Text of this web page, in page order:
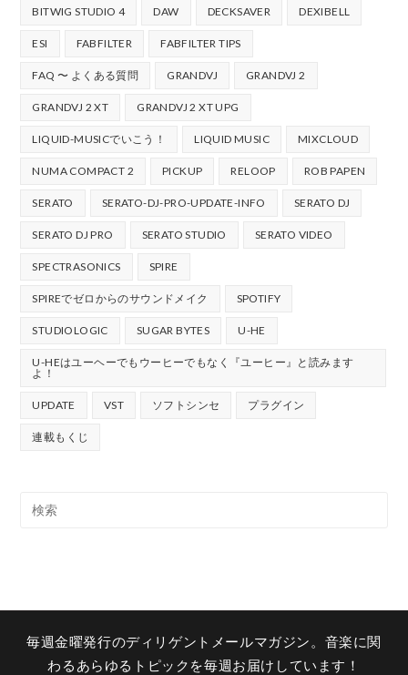
BITWIG STUDIO 4 DAW DECKSAVER DEXIBELL
ESI FABFILTER FABFILTER TIPS
FAQ 〜 よくある質問 GRANDVJ GRANDVJ 2
GRANDVJ 2 XT GRANDVJ 2 XT UPG
LIQUID-MUSICでいこう！ LIQUID MUSIC MIXCLOUD
NUMA COMPACT 2 PICKUP RELOOP ROB PAPEN
SERATO SERATO-DJ-PRO-UPDATE-INFO SERATO DJ
SERATO DJ PRO SERATO STUDIO SERATO VIDEO
SPECTRASONICS SPIRE
SPIREでゼロからのサウンドメイク SPOTIFY
STUDIOLOGIC SUGAR BYTES U-HE
U-HEはユーヘーでもウーヒーでもなく『ユーヒー』と読みます
よ！
UPDATE VST ソフトシンセ プラグイン
連載もくじ
毎週金曜発行のディリゲントメールマガジン。音楽に関
わるあらゆるトピックを毎週お届けしています！